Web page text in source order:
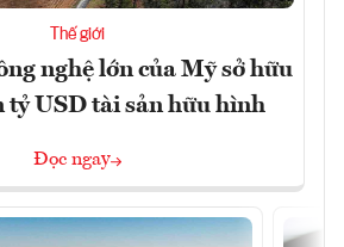
Thế giới
nghệ lớn của Mỹ sở hữu
tỷ USD tài sản hữu hình
Đọc ngay